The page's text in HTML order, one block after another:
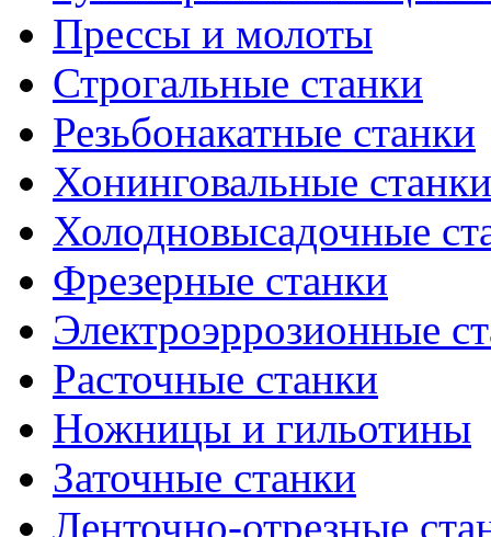
Прессы и молоты
Строгальные станки
Резьбонакатные станки
Хонинговальные станки
Холодновысадочные
Фрезерные станки
Электроэррозионные
Расточные станки
Ножницы и гильотины
Заточные станки
Ленточно-отрезные